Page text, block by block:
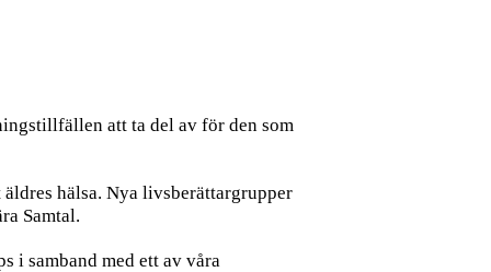
att ta del av för den som
hälsa. Nya livsberättargrupper
Samtal.
i samband med ett av våra